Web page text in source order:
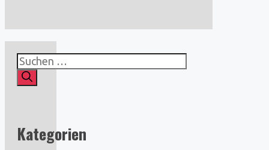
Suchen
nach:
Kategorien